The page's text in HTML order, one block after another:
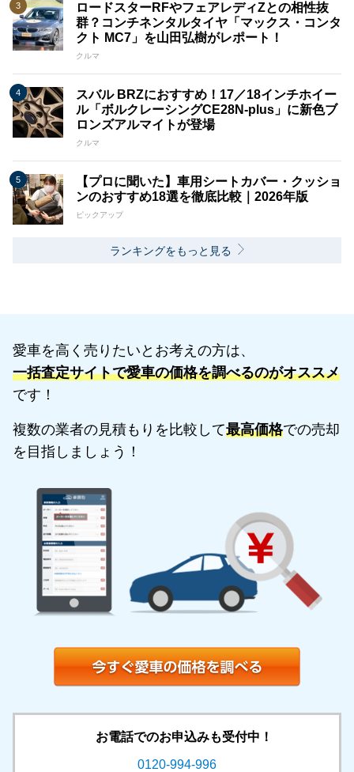
ロードスターRFやフェアレディZとの相性抜
群？コンチネンタルタイヤ「マックス・コンタ
クト MC7」を山田弘樹がレポート！
クルマ
スバル BRZにおすすめ！17／18インチホイー
ル「ボルクレーシングCE28N-plus」に新色ブ
ロンズアルマイトが登場
クルマ
【プロに聞いた】車用シートカバー・クッショ
ンのおすすめ18選を徹底比較｜2026年版
ピックアップ
ランキングをもっと見る
愛車を高く売りたいとお考えの方は、
一括査定サイトで愛車の価格を調べるのがオススメ
です！
複数の業者の見積もりを比較して最高価格での売却
を目指しましょう！
お電話でのお申込みも受付中！
0120-994-996